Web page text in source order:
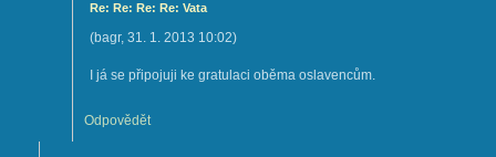
Re: Re: Re: Re: Vata
(bagr, 31. 1. 2013 10:02)
I já se připojuji ke gratulaci oběma oslavencům.
Odpovědět